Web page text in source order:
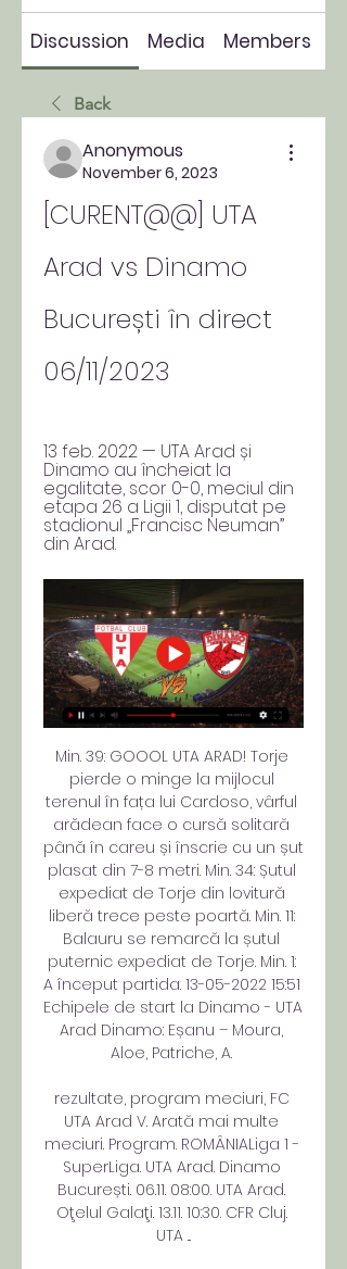
Discussion Media Members
Back
Anonymous
November 6, 2023
[CURENT@@] UTA
Arad vs Dinamo
București în direct
06/11/2023
13 feb. 2022 — UTA Arad și
Dinamo au încheiat la
egalitate, scor 0-0, meciul din
etapa 26 a Ligii 1, disputat pe
stadionul „Francisc Neuman”
din Arad.
Min. 39: GOOOL UTA ARAD! Torje
pierde o minge la mijlocul
terenul în fața lui Cardoso, vârful
arădean face o cursă solitară
până în careu și înscrie cu un șut
plasat din 7-8 metri. Min. 34: Șutul
expediat de Torje din lovitură
liberă trece peste poartă. Min. 11:
Balauru se remarcă la șutul
puternic expediat de Torje. Min. 1:
A început partida. 13-05-2022 15:51
Echipele de start la Dinamo - UTA
Arad Dinamo: Eșanu – Moura,
Aloe, Patriche, A.
rezultate, program meciuri, FC
UTA Arad V. Arată mai multe
meciuri. Program. ROMÂNIALiga 1 -
SuperLiga. UTA Arad. Dinamo
București. 06.11. 08:00. UTA Arad.
Oţelul Galaţi. 13.11. 10:30. CFR Cluj.
UTA ...